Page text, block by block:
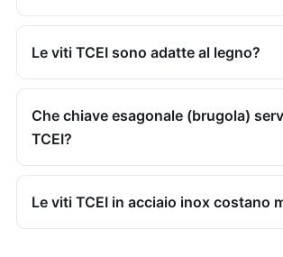
Le viti TCEI sono adatte al legno?
Che chiave esagonale (brugola)
TCEI?
Le viti TCEI in acciaio inox costano